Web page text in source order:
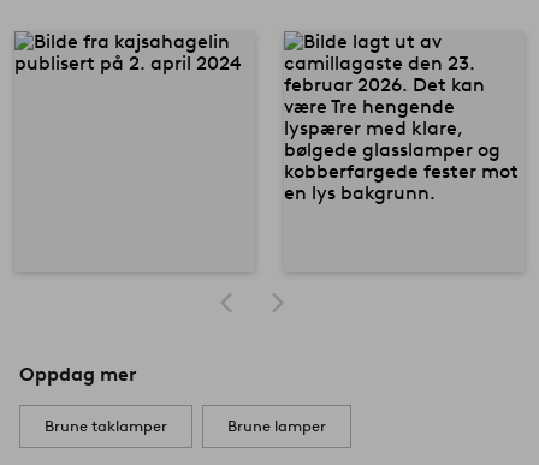
Oppdag mer
Brune taklamper Brune lamper